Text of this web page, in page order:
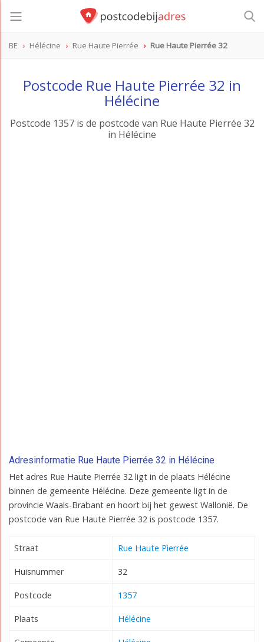
BE Hélécine Rue Haute Pierrée Rue Haute Pierrée 32
Postcode Rue Haute Pierrée 32 in
Hélécine
Postcode 1357 is de postcode van Rue Haute Pierrée 32
in Hélécine
Adresinformatie Rue Haute Pierrée 32 in Hélécine
Het adres Rue Haute Pierrée 32 ligt in de plaats Hélécine
binnen de gemeente Hélécine. Deze gemeente ligt in de
provincie Waals-Brabant en hoort bij het gewest Wallonië. De
postcode van Rue Haute Pierrée 32 is postcode 1357.
Straat Rue Haute Pierrée
Huisnummer 32
Postcode 1357
Plaats Hélécine